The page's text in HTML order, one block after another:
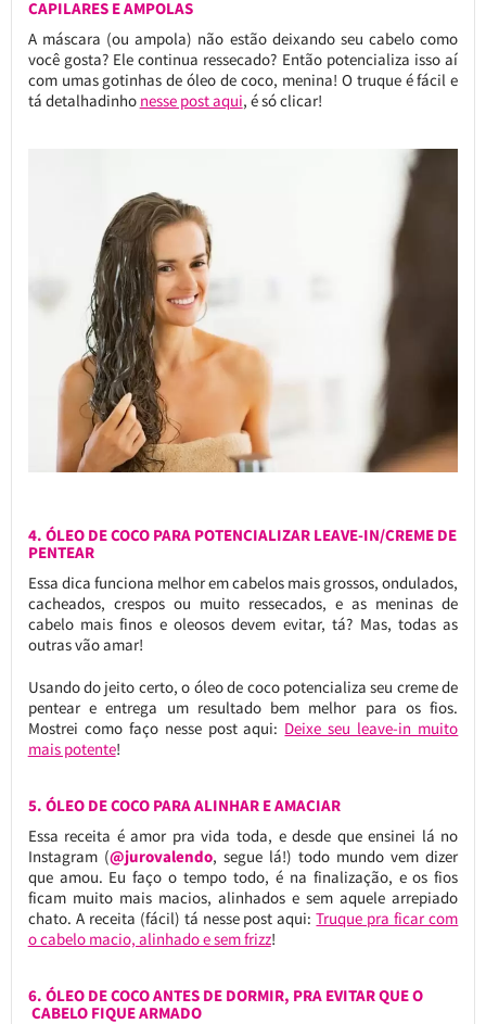
CAPILARES E AMPOLAS
A máscara (ou ampola) não estão deixando seu cabelo como
você gosta? Ele continua ressecado? Então potencializa isso aí
com umas gotinhas de óleo de coco, menina! O truque é fácil e
tá detalhadinho nesse post aqui, é só clicar!
4. ÓLEO DE COCO PARA POTENCIALIZAR LEAVE-IN/CREME DE
PENTEAR
Essa dica funciona melhor em cabelos mais grossos, ondulados,
cacheados, crespos ou muito ressecados, e as meninas de
cabelo mais finos e oleosos devem evitar, tá? Mas, todas as
outras vão amar!
Usando do jeito certo, o óleo de coco potencializa seu creme de
pentear e entrega um resultado bem melhor para os fios.
Mostrei como faço nesse post aqui: Deixe seu leave-in muito
mais potente!
5. ÓLEO DE COCO PARA ALINHAR E AMACIAR
Essa receita é amor pra vida toda, e desde que ensinei lá no
Instagram (@jurovalendo, segue lá!) todo mundo vem dizer
que amou. Eu faço o tempo todo, é na finalização, e os fios
ficam muito mais macios, alinhados e sem aquele arrepiado
chato. A receita (fácil) tá nesse post aqui:Truque pra ficar com
o cabelo macio, alinhado e sem frizz!
6. ÓLEO DE COCO ANTES DE DORMIR, PRA EVITAR QUE O
CABELO FIQUE ARMADO